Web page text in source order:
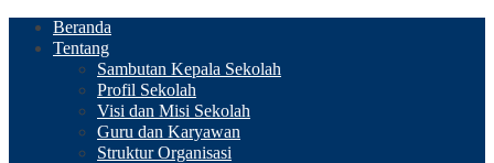
Beranda
Tentang
Sambutan Kepala Sekolah
Profil Sekolah
Visi dan Misi Sekolah
Guru dan Karyawan
Struktur Organisasi